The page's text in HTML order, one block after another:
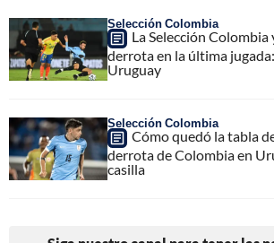
Selección Colombia
La Selección
derrota en la última
Uruguay
Selección Colombia
Cómo quedó la tabla
derrota de Colombia en
casilla